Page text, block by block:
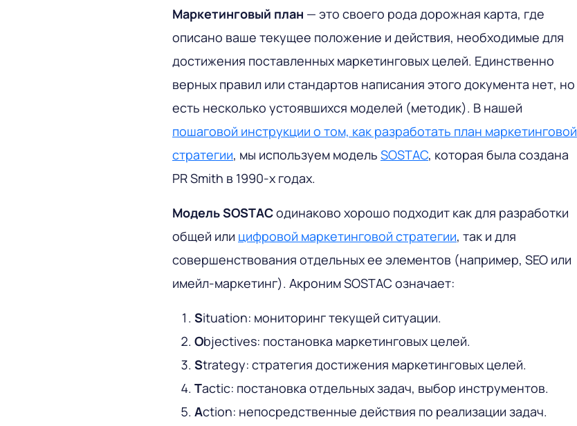
Маркетинговый план — это своего рода дорожная карта, где
описано ваше текущее положение и действия, необходимые для
достижения поставленных маркетинговых целей. Единственно
верных правил или стандартов написания этого документа нет, но
есть несколько устоявшихся моделей (методик). В нашей
пошаговой инструкции о том, как разработать план маркетинговой
стратегии, мы используем модель SOSTAC, которая была создана
PR Smith в 1990-х годах.
Модель SOSTACодинаково хорошо подходит как для разработки
общей или цифровой маркетинговой стратегии, так и для
совершенствования отдельных ее элементов (например, SEO или
имейл-маркетинг). Акроним SOSTAC означает:
Situation: мониторинг текущей ситуации.
Objectives: постановка маркетинговых целей.
Strategy: стратегия достижения маркетинговых целей.
Tactic: постановка отдельных задач, выбор инструментов.
Action: непосредственные действия по реализации задач.